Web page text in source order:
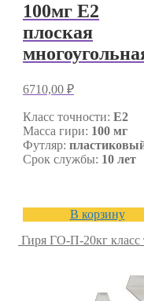
100мг E2
плоская
6710,00 ₽
Класс точности: E2
Масса гири: 100 мг
Футляр:
Срок службы: 10 лет
В корзину
Гиря ГО-П-20кг